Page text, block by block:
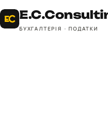
E.C.
БУХГАЛТЕРІЯ · ПОДАТКИ